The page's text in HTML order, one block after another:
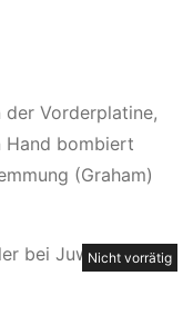
Vorderplatine,
Hand bombiert
(Graham)
Nicht vorrätig
Nicht vorrätig
Nicht vorrätig
Nicht vorrätig